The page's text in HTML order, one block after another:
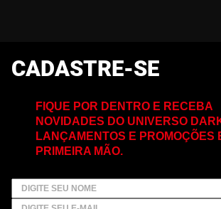
CADASTRE-SE
FIQUE POR DENTRO E RECEBA
NOVIDADES DO UNIVERSO
LANÇAMENTOS E PROMOÇÕES
PRIMEIRA MÃO.